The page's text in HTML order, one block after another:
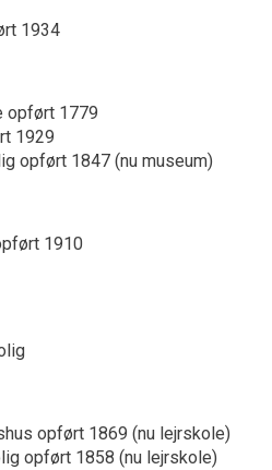
1934
opført 1779
1929
opført 1847 (nu museum)
1910
opført 1869 (nu lejrskole)
opført 1858 (nu lejrskole)